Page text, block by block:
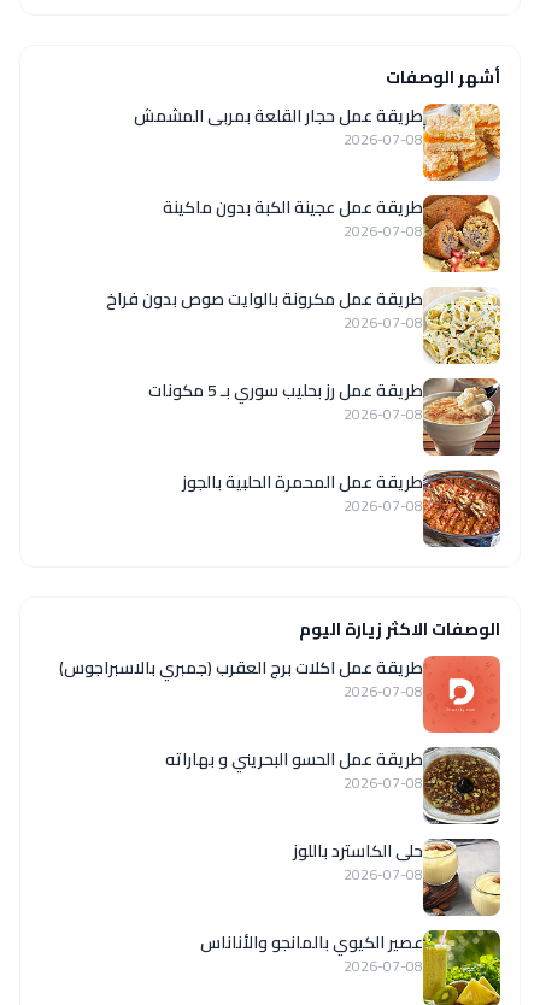
أشهر الوصفات
طريقة عمل حجار القلعة بمربى المشمش
2026-07-08
طريقة عمل عجينة الكبة بدون ماكينة
2026-07-08
طريقة عمل مكرونة بالوايت صوص بدون فراخ
2026-07-08
طريقة عمل رز بحليب سوري بـ 5 مكونات
2026-07-08
طريقة عمل المحمرة الحلبية بالجوز
2026-07-08
الوصفات الاكثر زيارة اليوم
طريقة عمل اكلات برج العقرب (جمبري بالاسبراجوس)
2026-07-08
طريقة عمل الحسو البحريني و بهاراته
2026-07-08
حلى الكاسترد باللوز
2026-07-08
عصير الكيوي بالمانجو والأناناس
2026-07-08